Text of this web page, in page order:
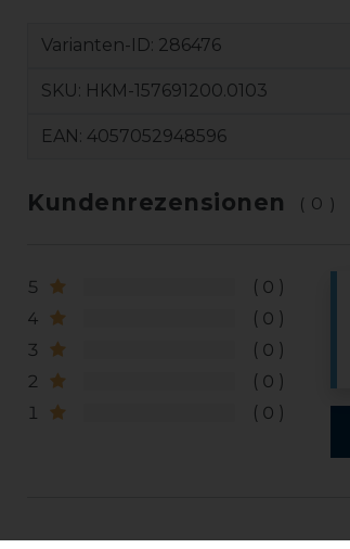
Varianten-ID: 286476
SKU: HKM-157691200.0103
EAN: 4057052948596
Kundenrezensionen (0)
5
0
4
0
3
0
2
0
1
0